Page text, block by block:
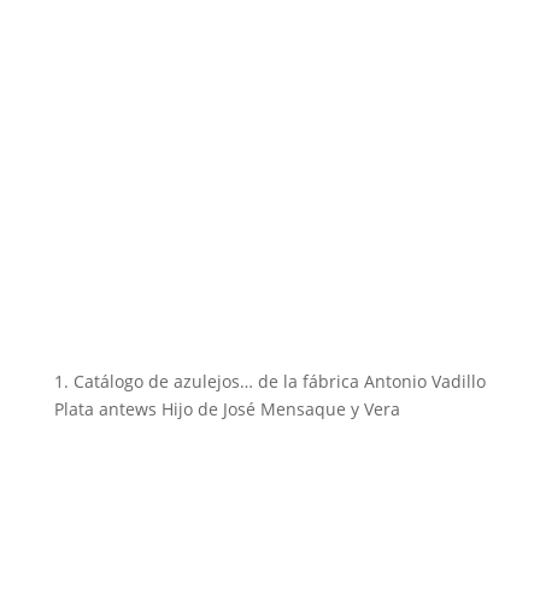
1. Catálogo de azulejos… de la fábrica Antonio Vadillo
Plata antews Hijo de José Mensaque y Vera